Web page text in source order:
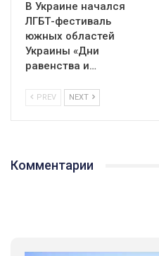
В Украине начался
ЛГБТ-фестиваль
южных областей
Украины «Дни
равенства и…
PREV NEXT
Комментарии